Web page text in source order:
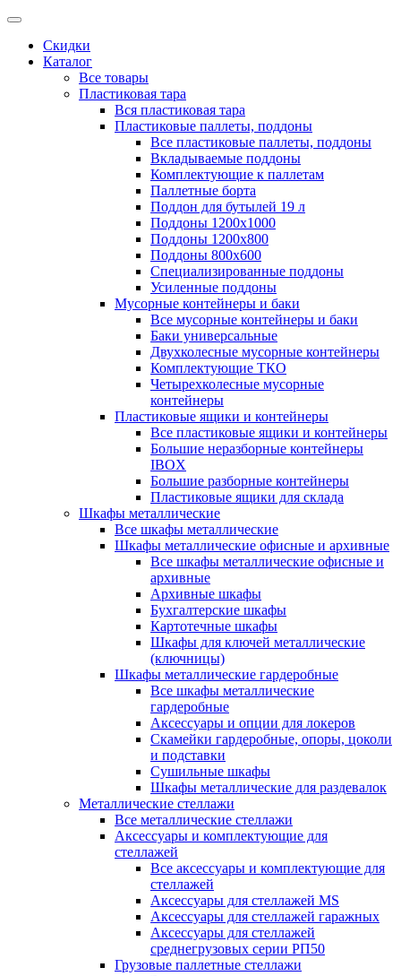
Скидки
Каталог
Все товары
Пластиковая тара
Вся пластиковая тара
Пластиковые паллеты, поддоны
Все пластиковые паллеты, поддоны
Вкладываемые поддоны
Комплектующие к паллетам
Паллетные борта
Поддон для бутылей 19 л
Поддоны 1200х1000
Поддоны 1200х800
Поддоны 800х600
Специализированные поддоны
Усиленные поддоны
Мусорные контейнеры и баки
Все мусорные контейнеры и баки
Баки универсальные
Двухколесные мусорные контейнеры
Комплектующие ТКО
Четырехколесные мусорные
контейнеры
Пластиковые ящики и контейнеры
Все пластиковые ящики и контейнеры
Большие неразборные контейнеры
IBOX
Большие разборные контейнеры
Пластиковые ящики для склада
Шкафы металлические
Все шкафы металлические
Шкафы металлические офисные и архивные
Все шкафы металлические офисные и
архивные
Архивные шкафы
Бухгалтерские шкафы
Картотечные шкафы
Шкафы для ключей металлические
(ключницы)
Шкафы металлические гардеробные
Все шкафы металлические
гардеробные
Аксессуары и опции для локеров
Скамейки гардеробные, опоры, цоколи
и подставки
Сушильные шкафы
Шкафы металлические для раздевалок
Металлические стеллажи
Все металлические стеллажи
Аксессуары и комплектующие для
стеллажей
Все аксессуары и комплектующие для
стеллажей
Аксессуары для стеллажей MS
Аксессуары для стеллажей гаражных
Аксессуары для стеллажей
среднегрузовых серии РП50
Грузовые паллетные стеллажи